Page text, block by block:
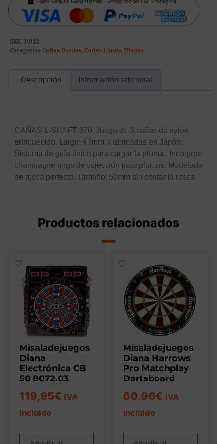
SKU 39112
Categorías Cañas Dardos, Cañas LStyle, Dianas
Descripción Información adicional
CAÑAS L-SHAFT 370. Juego de 3 cañas de nylon
enriquecido. Largo: 47mm. Fabricadas en Japón.
Sistema de guía único para cargar la pluma.. Incorpora
champagne rings de sujección para plumas. Modelado
de rosca perfecto. Tamaño: 50mm sin contar la rosca
Productos relacionados
Misaladejuegos
Diana
Electrónica CB
50 8072.03
119,95€ IVA
incluido
Misaladejuegos
Diana Harrows
Pro Matchplay
Dartsboard
60,96€ IVA
incluido